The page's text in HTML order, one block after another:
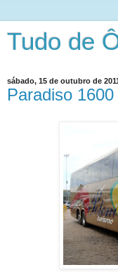
Tudo de
sábado, 15 de outubro de
Paradiso